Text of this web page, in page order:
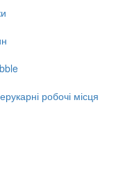
робочі місця